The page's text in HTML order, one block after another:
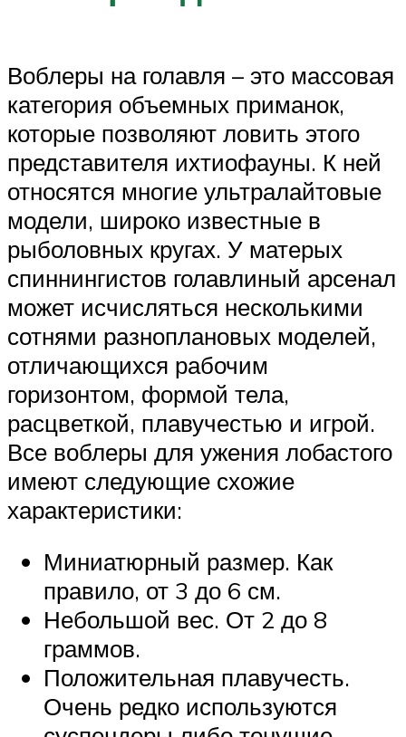
Воблеры на голавля – это массовая
категория объемных приманок,
которые позволяют ловить этого
представителя ихтиофауны. К ней
относятся многие ультралайтовые
модели, широко известные в
рыболовных кругах. У матерых
спиннингистов голавлиный арсенал
может исчисляться несколькими
сотнями разноплановых моделей,
отличающихся рабочим
горизонтом, формой тела,
расцветкой, плавучестью и игрой.
Все воблеры для ужения лобастого
имеют следующие схожие
характеристики:
Миниатюрный размер. Как
правило, от 3 до 6 см.
Небольшой вес. От 2 до 8
граммов.
Положительная плавучесть.
Очень редко используются